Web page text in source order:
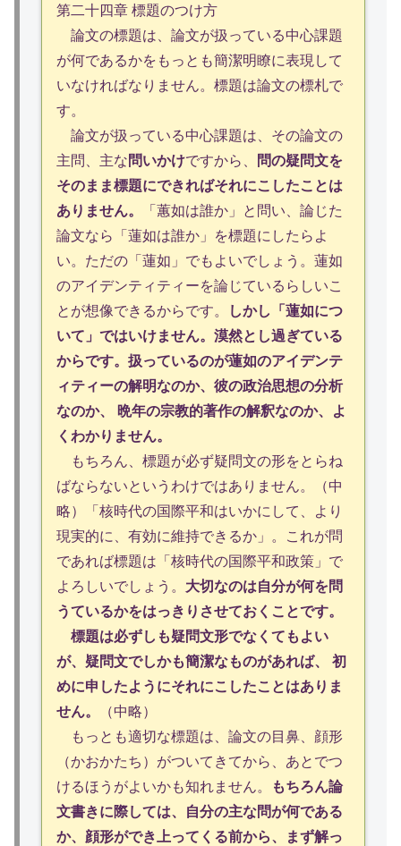
第二十四章 標題のつけ方
論文の標題は、論文が扱っている中心課題
が何であるかをもっとも簡潔明瞭に表現して
いなければなりません。標題は論文の標札で
す。
論文が扱っている中心課題は、その論文の
主問、主な問いかけですから、
問の疑問文を
そのまま標題にできればそれにこしたことは
ありません。
「蕙如は誰か」と問い、論じた
論文なら「蓮如は誰か」を標題にしたらよ
い。ただの「蓮如」でもよいでしょう。蓮如
のアイデンティティーを論じているらしいこ
とが想像できるからです。
しかし「蓮如につ
いて」ではいけません。漠然とし過ぎている
からです。扱っているのが蓮如のアイデンテ
ィティーの解明なのか、彼の政治思想の分析
なのか、 晩年の宗教的著作の解釈なのか、よ
くわかりません。
もちろん、標題が必ず疑問文の形をとらね
ばならないというわけではありません。（中
略）「核時代の国際平和はいかにして、より
現実的に、有効に維持できるか」。これが問
であれば標題は「核時代の国際平和政策」で
よろしいでしょう。 大切なのは自分が何を問
うているかをはっきりさせておくことです。
標題は必ずしも疑問文形でなくてもよい
が、疑問文でしかも簡潔なものがあれば、 初
めに申したようにそれにこしたことはありま
せん。
（中略）
もっとも適切な標題は、論文の目鼻、顔形
（かおかたち）がついてきてから、あとでつ
けるほうがよいかも知れません。
もちろん論
文書きに際しては、自分の主な問が何である
か、顔形ができ上ってくる前から、まず解っ